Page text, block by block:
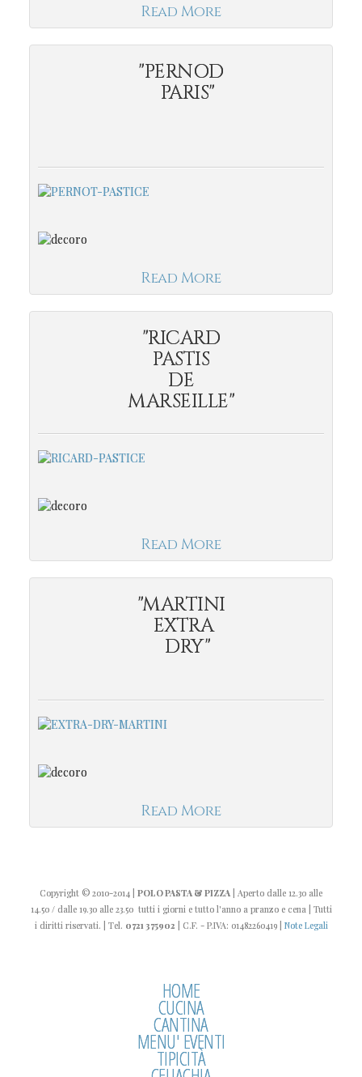
Read More
"PERNOD
PARIS"
Read More
"RICARD
PASTIS
DE
MARSEILLE"
Read More
"MARTINI
EXTRA
DRY"
Read More
Copyright © 2010-2014 POLO PASTA & PIZZA | Aperto dalle 12.30 alle
14.50 / dalle 19.30 alle 23.50 tutti i giorni e tutto l'anno a pranzo e cena | Tutti
i diritti riservati. | Tel. 0721 375902 | C.F. - P.IVA: 01482260419 | Note Legali
HOME
CUCINA
CANTINA
MENU' EVENTI
TIPICITÀ